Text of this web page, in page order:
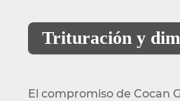
Trituración y
El compromiso de Cocan